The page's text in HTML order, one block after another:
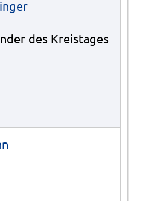
des Kreistages